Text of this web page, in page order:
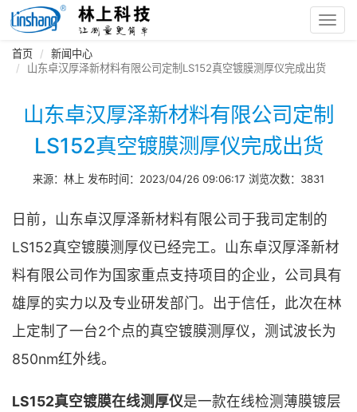
首页
新闻中心
山东卓汉厚泽新材料有限公司定制LS152真空镀膜测厚仪完成出货
山东卓汉厚泽新材料有限公司定制
LS152真空镀膜测厚仪完成出货
来源：林上 发布时间：2023/04/26 09:06:17 浏览次数：3831
日前，山东卓汉厚泽新材料有限公司于我司定制的
LS152真空镀膜测厚仪已经完工。山东卓汉厚泽新材
料有限公司作为国家重点支持项目的企业，公司具有
雄厚的实力以及专业研发部门。出于信任，此次在林
上定制了一台2个点的真空镀膜测厚仪，测试波长为
850nm红外线。
LS152真空镀膜在线测厚仪是一款在线检测薄膜镀层